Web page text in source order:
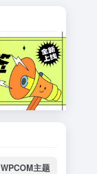
WPCOM主题